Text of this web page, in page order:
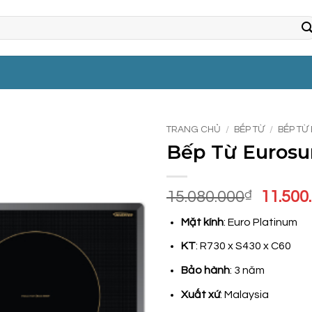
TRANG CHỦ / BẾP TỪ / BẾP
Bếp Từ
15.080.000₫
Giá
là:
Mặt kính: Euro Platinum
KT: R730 x S430 x C60
Bảo hành: 3 năm
Xuất xứ: Malaysia